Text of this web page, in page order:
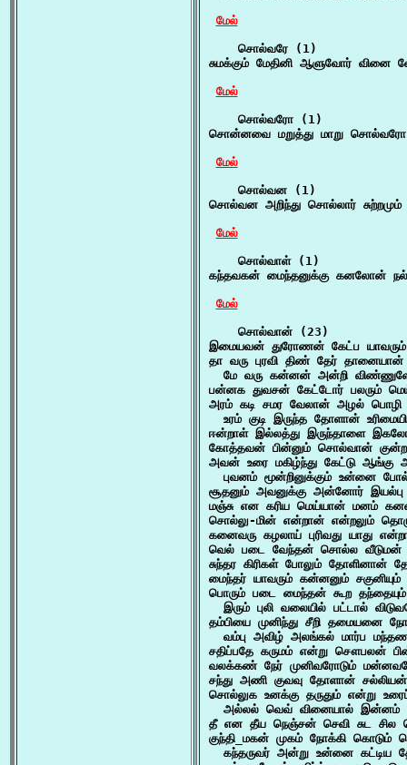
மேல்
    சொல்வரே (1)
சுமக்கும் மேதினி ஆளுவோர் வினை
மேல்
    சொல்வரோ (1)
சொன்னவை மறுத்து மாறு சொல்வரோ
மேல்
    சொல்வன (1)
சொல்வன அறிந்து சொல்லார்
மேல்
    சொல்வாள் (1)
கந்தவகன் மைந்தனுக்கு கனலோன்
மேல்
    சொல்வான் (23)
இமையவன் துரோணன் கேட்ப
தா வரு புரவி திண் தேர்
மே வரு கன்னன் அன்றி
பன்னக துவசன் கேட்டோர் பலரும்
அரம் கடி சமர வேலான் அழல் பொழி
உரம் குடி இருந்த தோளான்
ஈன்றாள் இல்லத்து இருந்தாளை
கோத்தவன் பின்னும் சொல்வான்
அவன் உரை மகிழ்ந்து கேட்டு ஆங்கு
புவனம் மூன்றினுக்கும் உன்னை
சூதனும் அவனுக்கு அன்னோர்
மஞ்சு என கரிய மெய்யான் மனம்
சொல்லு-மின் என்றான் என்றலும்
கனைவரு கழலாய் புரிவது யாது
வெல் படை வேந்தன் சொல்ல வீடுமன்
சுந்தர கிரிகள் போலும்
மைந்தர் யாவரும் கன்னனும்
பொரும் படை மைந்தன் கூற
இரும் புலி வலையில் பட்டால்
தம்பியை முனிந்து சீறி தமையனை
வம்பு அவிழ் அலங்கல் மார்ப
சதிப்பதே கருமம் என்று சௌபலன்
வலக்கண் நேர் முனிவரோடும்
சந்து அணி குவவு தோளான்
சொல்லுக உனக்கு தருதும் என்று
அல்லல் வெவ் வினையால் இன்னம்
தீ என தீய நெஞ்சன் செவி சுட
குந்தி_மகன் முகம் நோக்கி
கந்தருவர் அன்று உன்னை கட்டிய